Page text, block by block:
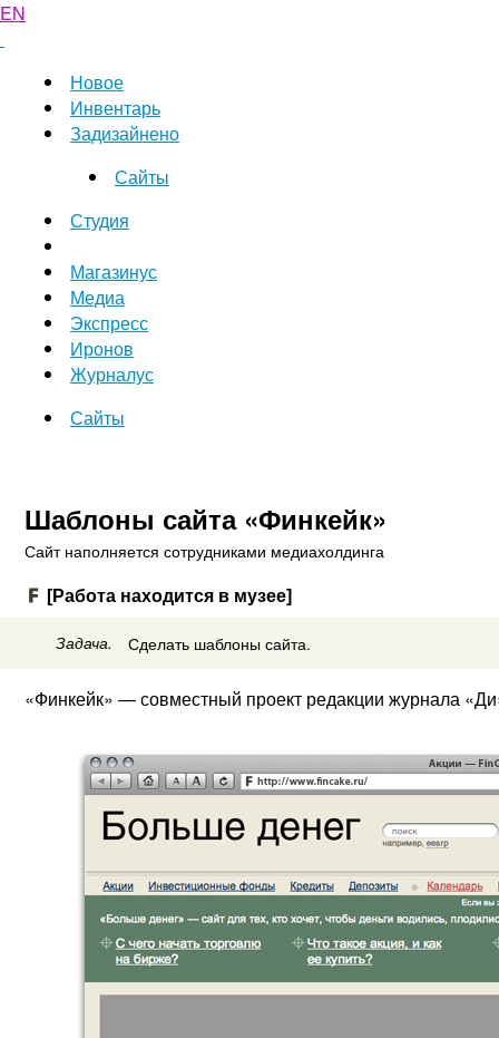
EN
Новое
Инвентарь
Задизайнено
Сайты
Студия
Магазинус
Медиа
Экспресс
Иронов
Журналус
Сайты
Шаблоны сайта «Финкейк»
Сайт наполняется сотрудниками медиахолдинга
[Работа находится в музее]
Задача. Сделать шаблоны сайта.
«Финкейк» — совместный проект редакции журнала